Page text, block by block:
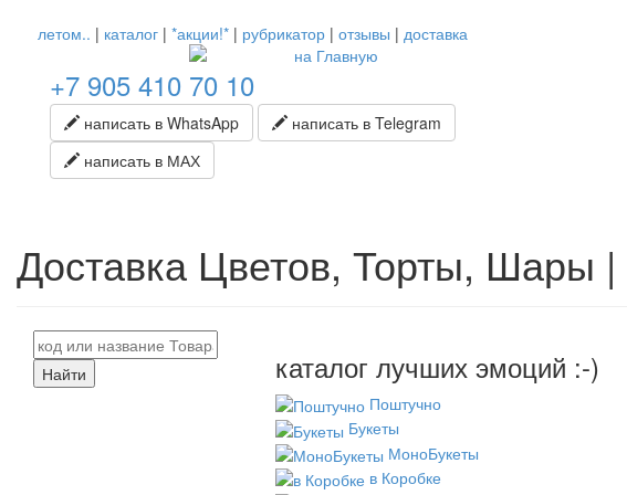
летом.. | каталог | *акции!* | рубрикатор | отзывы | доставка
+7 905 410 70 10
написать в WhatsApp
написать в Telegram
написать в МАХ
Доставка Цветов, Торты, Шары |
Найти каталог лучших эмоций :-)
Поштучно
Букеты
МоноБукеты
в Коробке